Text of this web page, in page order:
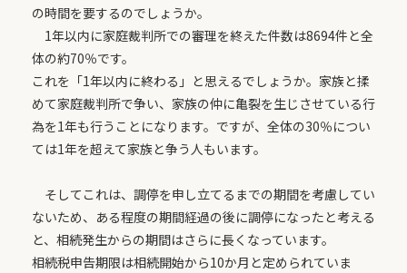
の時間を要するのでしょうか。
1年以内に家庭裁判所での審理を終えた件数は8694件と全
体の約70％です。
これを「1年以内に終わる」と思えるでしょうか。家族と揉
めて家庭裁判所で争い、家族の仲に亀裂を生じさせている行
為を1年も行うことになります。ですが、全体の30％につい
ては1年を超えて家族と争う人もいます。
そしてこれは、調停を申し立てるまでの期間を考慮してい
ないため、ある程度の期間経過の後に調停になったと考える
と、相続発生からの期間はさらに長くなっています。
相続税申告期限は相続開始から10か月と定められていま